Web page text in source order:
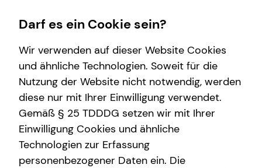
Wissenswertes
Über tecis
Darf es ein Cookie sein?
Wir verwenden auf dieser Website Cookies
und ähnliche Technologien. Soweit für die
Nutzung der Website nicht notwendig, werden
diese nur mit Ihrer Einwilligung verwendet.
Gemäß § 25 TDDDG setzen wir mit Ihrer
Einwilligung Cookies und ähnliche
Technologien zur Erfassung
personenbezogener Daten ein. Die